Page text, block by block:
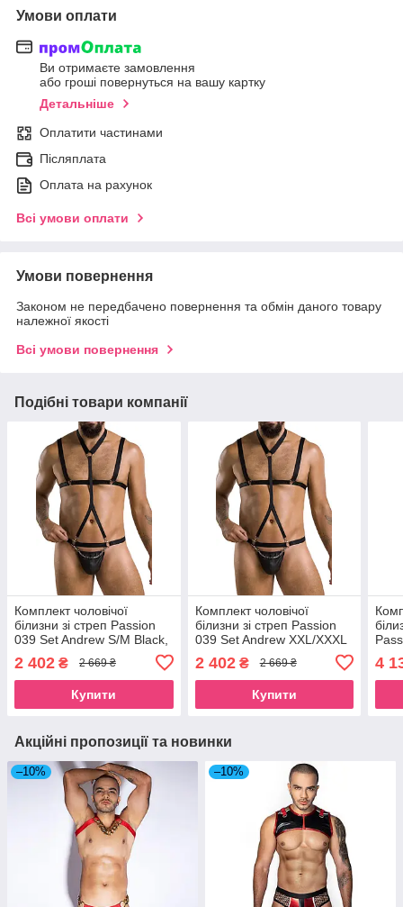
Умови оплати
Ви отримаєте замовлення
або гроші повернуться на вашу картку
Детальніше
Оплатити частинами
Післяплата
Оплата на рахунок
Всі умови оплати
Умови повернення
Законом не передбачено повернення та обмін даного товару
належної якості
Всі умови повернення
Подібні товари компанії
Комплект чоловічої
білизни зі стреп Passion
039 Set Andrew S/M Black,
стринги, шлейки SO7589
2 402 ₴ 2 669 ₴
Купити
Комплект чоловічої
білизни зі стреп Passion
039 Set Andrew XXL/XXXL
SO7590
2 402₴ 2 669 ₴
Купити
4
Акційні пропозиції та новинки
–10% –10%